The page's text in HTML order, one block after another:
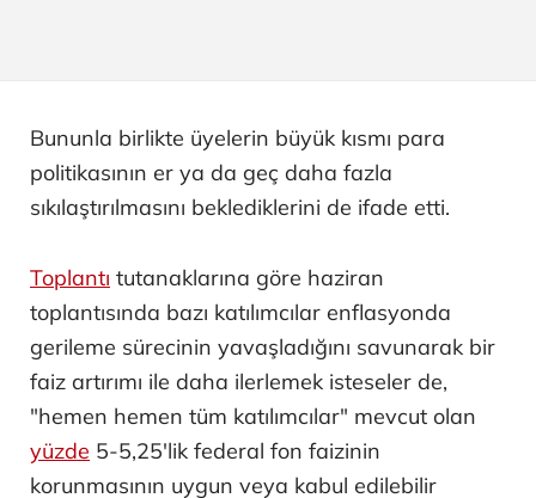
Bununla birlikte üyelerin büyük kısmı para
politikasının er ya da geç daha fazla
sıkılaştırılmasını beklediklerini de ifade etti.
Toplantı tutanaklarına göre haziran
toplantısında bazı katılımcılar enflasyonda
gerileme sürecinin yavaşladığını savunarak bir
faiz artırımı ile daha ilerlemek isteseler de,
"hemen hemen tüm katılımcılar" mevcut olan
yüzde 5-5,25'lik federal fon faizinin
korunmasının uygun veya kabul edilebilir